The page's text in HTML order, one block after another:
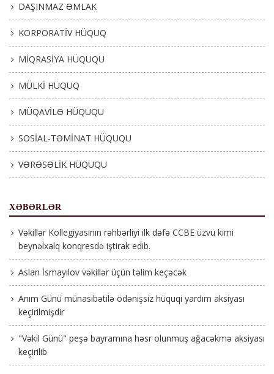
DAŞINMAZ ƏMLAK
KORPORATİV HÜQUQ
MİQRASİYA HÜQUQU
MÜLKİ HÜQUQ
MÜQAVİLƏ HÜQUQU
SOSİAL-TƏMİNAT HÜQUQU
VƏRƏSƏLİK HÜQUQU
XƏBƏRLƏR
Vəkillər Kollegiyasının rəhbərliyi ilk dəfə CCBE üzvü kimi
beynəlxalq konqresdə iştirak edib.
Aslan İsmayılov vəkillər üçün təlim keçəcək
Anım Günü münasibətilə ödənişsiz hüquqi yardım aksiyası
keçirilmişdir
"Vəkil Günü" peşə bayramına həsr olunmuş ağacəkmə aksiyası
keçirilib